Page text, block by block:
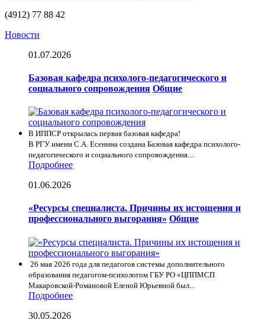
(4912) 77 88 42
Новости
01.07.2026
Базовая кафедра психолого-педагогического и
социального сопровождения Общие
В ИППСР открылась первая базовая кафедра!
В РГУ имени С.А. Есенина создана Базовая кафедра психолого-
педагогического и социального сопровождения....
Подробнее
01.06.2026
«Ресурсы специалиста. Причины их истощения и
профессионального выгорания» Общие
26 мая 2026 года для педагогов системы дополнительного
образования педагогом-психологом ГБУ РО «ЦППМСП
Макаровской-Романовой Еленой Юрьевной был...
Подробнее
30.05.2026